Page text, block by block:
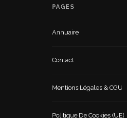
PAGES
Annuaire
Contact
Mentions Légales & CGU
Politique De Cookies (UE)